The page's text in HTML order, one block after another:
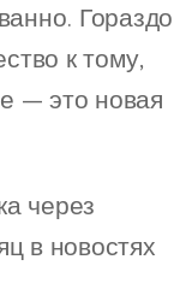
Гораздо
к тому,
— это новая
через
в новостях